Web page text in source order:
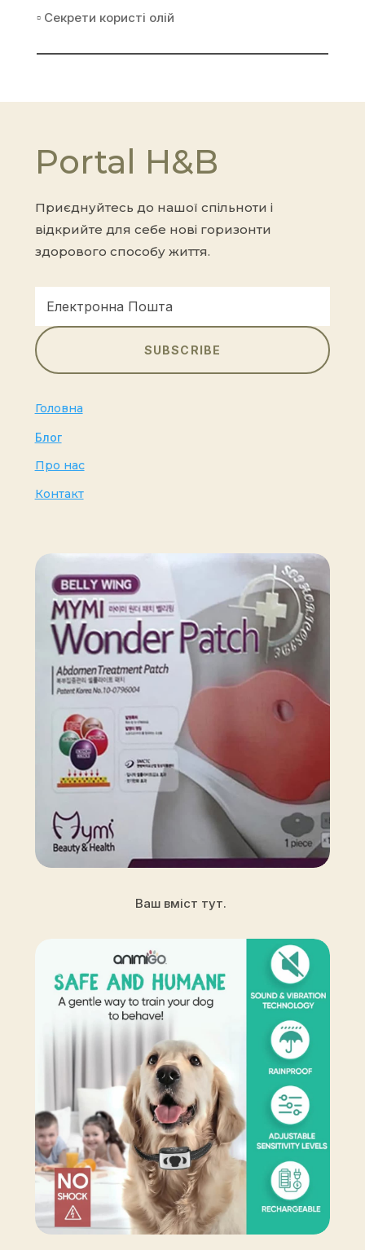
▫ Секрети користі олій
Portal H&B
Приєднуйтесь до нашої спільноти і
відкрийте для себе нові горизонти
здорового способу життя.
SUBSCRIBE
Головна
Блог
Про нас
Контакт
Ваш вміст тут.